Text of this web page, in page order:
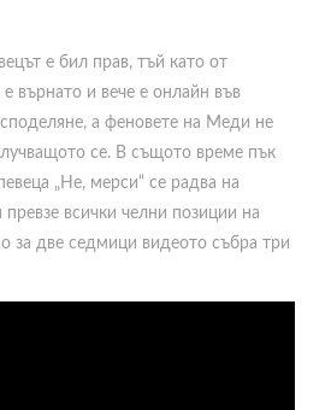
е бил прав, тъй като от
върнато и вече е онлайн във
а феновете на Меди не
се. В същото време пък
„Не, мерси“ се радва на
всички челни позиции на
за две седмици видеото събра три